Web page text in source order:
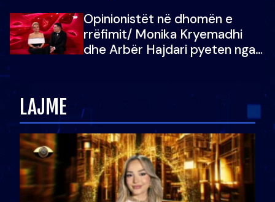
vajzën e tij
Opinionistët në dhomën e
rrëfimit/ Monika Kryemadhi
dhe Arbër Hajdari pyeten nga
LAJME